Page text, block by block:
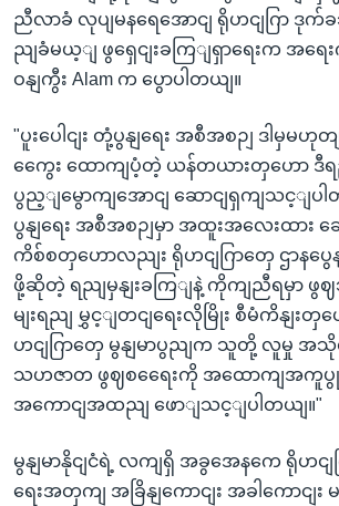
ညီလာခံ လုပျမနရေအောငျ ရိုဟငျဂြာ ဒု
ညျခံမယ့ျ ဖွရှေငျးခကြျရှာရေးက အ
ဝနျကွီး Alam က ပွောပါတယျ။
"ပူးပေါငျး တုံ့ပွနျရေး အစီအစဉျ ဒါမှမဟု
ကွေေး ထောကျပံ့တဲ့ ယန်တယားတှဟော ဒီရ
ပွည့ျမွောကျအောငျ ဆောငျရှကျသင့ျပါတ
ပွနျရေး အစီအစဉျမှာ အထူးအလေးထား
ကိစ်စတှဟောလညျး ရိုဟငျဂြာတှေ ဌာနပွေနျ
ဖို့ဆိုတဲ့ ရညျမှနျးခကြျနဲ့ ကိုကျညီရမှာ ဖွဈ
မျးရညျ မွှင့ျတငျရေးလိုမြိုး စီမံကိနျးတှ
ဟငျဂြာတှေ မွနျမာပွညျက သူတို့ လူမှု အသိုင
သဟဇာတ ဖွဈစရေေးကို အထောကျအကူပွုစ
အကောငျအထညျ ဖောျသင့ျပါတယျ။"
မွနျမာနိုငျငံရဲ့ လကျရှိ အခွအေနကေ ရိုဟငျဂ
ရေးအတှကျ အခြိနျကောငျး အခါကောင